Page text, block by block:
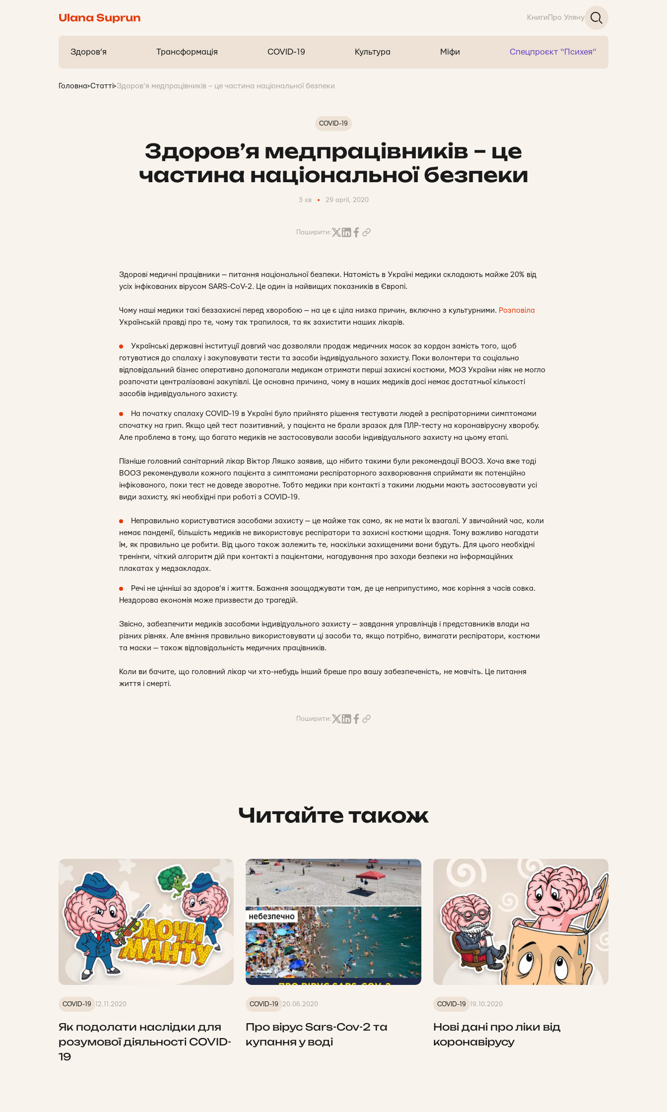
Ulana Suprun Книги Про Уляну
Здоров’я Трансформація COVID-19 Культура Міфи Спецпроєкт “Психея”
Головна>Статті>Здоров’я медпрацівників – це частина національної безпеки
COVID-19
Здоров’я медпрацівників – це
частина національної безпеки
3 хв 29 april, 2020
Поширити:
Здорові медичні працівники — питання національної безпеки. Натомість в Україні медики складають майже 20% від
усіх інфікованих вірусом SARS-CoV-2. Це один із найвищих показників в Європі.
Чому наші медики такі беззахисні перед хворобою — на це є ціла низка причин, включно з культурними. Розповіла
Українській правді про те, чому так трапилося, та як захистити наших лікарів.
Українські державні інституції довгий час дозволяли продаж медичних масок за кордон замість того, щоб
готуватися до спалаху і закуповувати тести та засоби індивідуального захисту. Поки волонтери та соціально
відповідальний бізнес оперативно допомагали медикам отримати перші захисні костюми, МОЗ України ніяк не могло
розпочати централізовані закупівлі. Це основна причина, чому в наших медиків досі немає достатньої кількості
засобів індивідуального захисту.
На початку спалаху COVID-19 в Україні було прийнято рішення тестувати людей з респіраторними симптомами
спочатку на грип. Якщо цей тест позитивний, у пацієнта не брали зразок для ПЛР-тесту на коронавірусну хворобу.
Але проблема в тому, що багато медиків не застосовували засоби індивідуального захисту на цьому етапі.
Пізніше головний санітарний лікар Віктор Ляшко заявив, що нібито такими були рекомендації ВООЗ. Хоча вже тоді
ВООЗ рекомендували кожного пацієнта з симптомами респіраторного захворювання сприймати як потенційно
інфікованого, поки тест не доведе зворотне. Тобто медики при контакті з такими людьми мають застосовувати усі
види захисту, які необхідні при роботі з COVID-19.
Неправильно користуватися засобами захисту — це майже так само, як не мати їх взагалі. У звичайний час, коли
немає пандемії, більшість медиків не використовує респіратори та захисні костюми щодня. Тому важливо нагадати
їм, як правильно це робити. Від цього також залежить те, наскільки захищеними вони будуть. Для цього необхідні
тренінги, чіткий алгоритм дій при контакті з пацієнтами, нагадування про заходи безпеки на інформаційних
плакатах у медзакладах.
Речі не цінніші за здоров’я і життя. Бажання заощаджувати там, де це неприпустимо, має коріння з часів совка.
Нездорова економія може призвести до трагедій.
Звісно, забезпечити медиків засобами індивідуального захисту — завдання управлінців і представників влади на
різних рівнях. Але вміння правильно використовувати ці засоби та, якщо потрібно, вимагати респіратори, костюми
та маски — також відповідальність медичних працівників.
Коли ви бачите, що головний лікар чи хто-небудь інший бреше про вашу забезпеченість, не мовчіть. Це питання
життя і смерті.
Поширити:
Читайте також
COVID-19 12.11.2020
Як подолати наслідки для
розумової діяльності COVID-
19
COVID-19 20.06.2020
Про вірус Sars-Cov-2 та
купання у воді
COVID-19 19.10.2020
Нові дані про ліки від
коронавірусу